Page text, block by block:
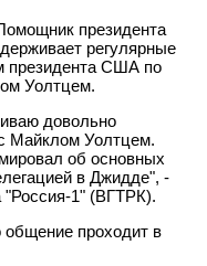
президента
регулярные
президента США по
Уолтцем.
довольно
Майклом Уолтцем.
об основных
в Джидде", -
"Россия-1" (ВГТРК).
общение проходит в